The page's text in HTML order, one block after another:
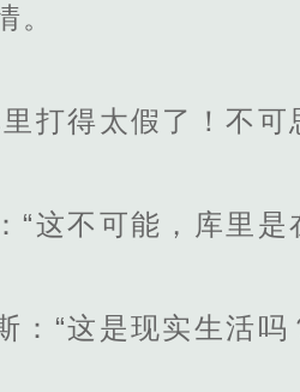
。
得太假了！不可
不可能，库里是
“这是现实生活吗